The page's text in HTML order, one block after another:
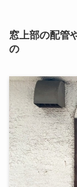
窓上部の配管
の